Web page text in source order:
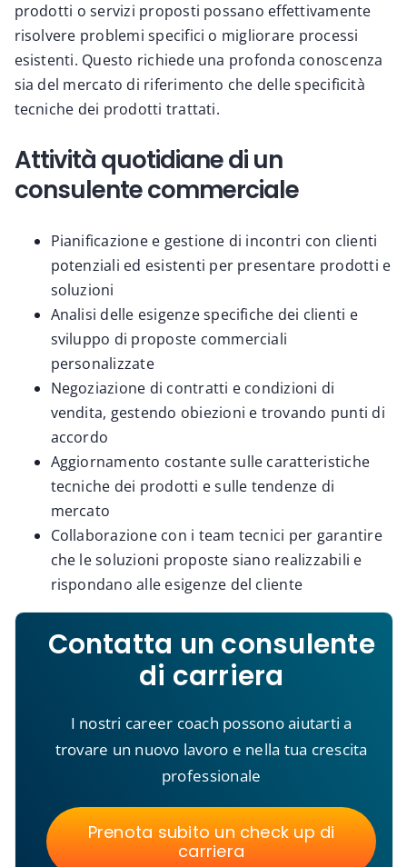
prodotti o servizi proposti possano effettivamente
risolvere problemi specifici o migliorare processi
esistenti. Questo richiede una profonda conoscenza
sia del mercato di riferimento che delle specificità
tecniche dei prodotti trattati.
Attività quotidiane di un
consulente commerciale
Pianificazione e gestione di incontri con clienti
potenziali ed esistenti per presentare prodotti e
soluzioni
Analisi delle esigenze specifiche dei clienti e
sviluppo di proposte commerciali
personalizzate
Negoziazione di contratti e condizioni di
vendita, gestendo obiezioni e trovando punti di
accordo
Aggiornamento costante sulle caratteristiche
tecniche dei prodotti e sulle tendenze di
mercato
Collaborazione con i team tecnici per garantire
che le soluzioni proposte siano realizzabili e
rispondano alle esigenze del cliente
Contatta un consulente
di carriera
I nostri career coach possono aiutarti a
trovare un nuovo lavoro e nella tua crescita
professionale
Prenota subito un check up di
carriera